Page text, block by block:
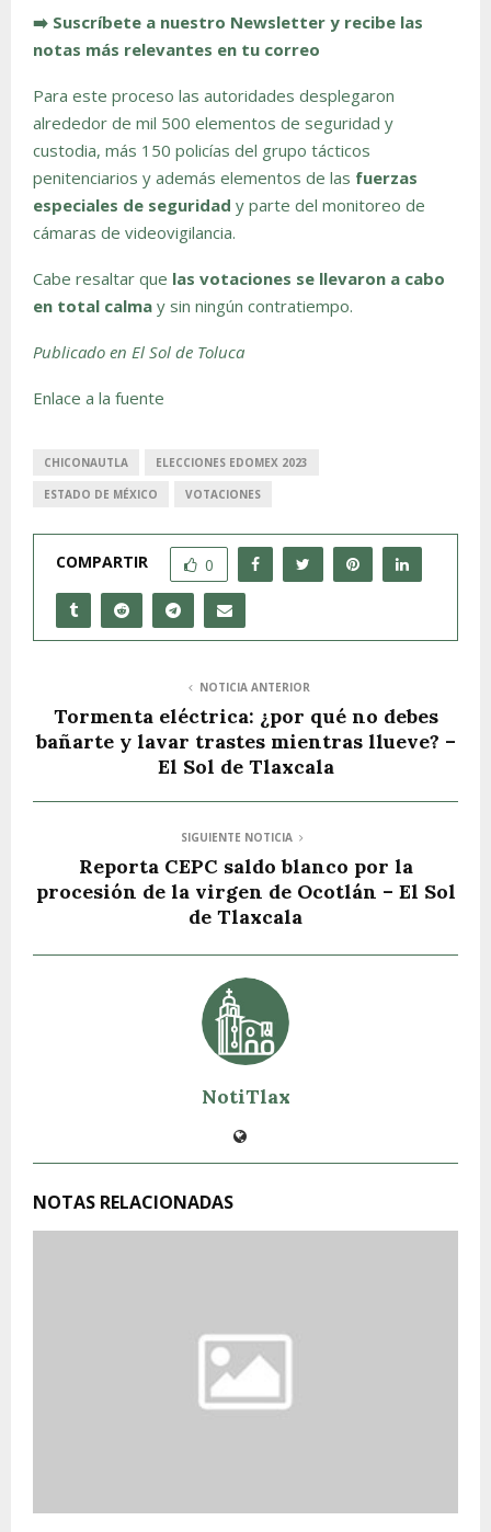
➡️ Suscríbete a nuestro Newsletter y recibe las
notas más relevantes en tu correo
Para este proceso las autoridades desplegaron
alrededor de mil 500 elementos de seguridad y
custodia, más 150 policías del grupo tácticos
penitenciarios y además elementos de las fuerzas
especiales de seguridad y parte del monitoreo de
cámaras de videovigilancia.
Cabe resaltar que las votaciones se llevaron a cabo
en total calma y sin ningún contratiempo.
Publicado en El Sol de Toluca
Enlace a la fuente
CHICONAUTLA ELECCIONES EDOMEX 2023
ESTADO DE MÉXICO VOTACIONES
COMPARTIR 0
NOTICIA ANTERIOR
Tormenta eléctrica: ¿por qué no debes
bañarte y lavar trastes mientras llueve? –
El Sol de Tlaxcala
SIGUIENTE NOTICIA
Reporta CEPC saldo blanco por la
procesión de la virgen de Ocotlán – El Sol
de Tlaxcala
NotiTlax
NOTAS RELACIONADAS